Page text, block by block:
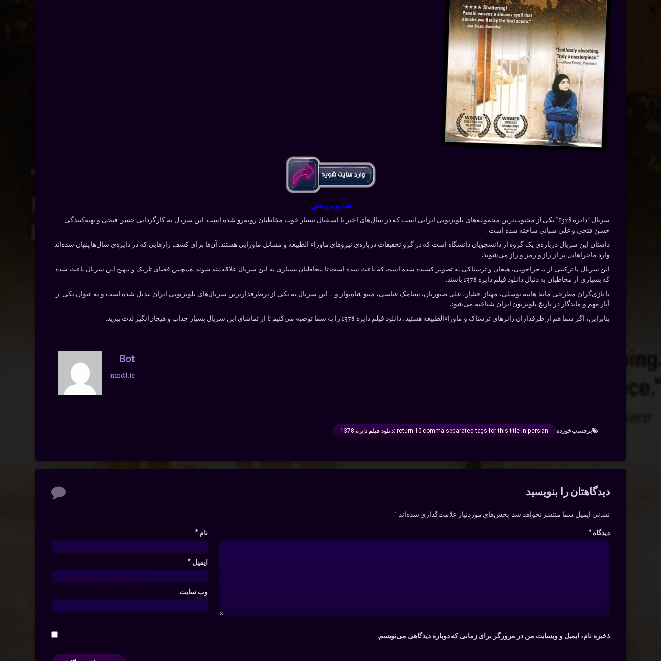
نقد و بررسی
سریال “دایره 1378” یکی از محبوب‌ترین مجموعه‌های تلویزیونی ایرانی است که در سال‌های اخیر با استقبال بسیار خوب مخاطبان روبه‌رو شده است. این سریال به کارگردانی حسن فتحی و تهیه‌کنندگی
حسن فتحی و علی شبانی ساخته شده است.
داستان این سریال درباره‌ی یک گروه از دانشجویان دانشگاه است که در گرو تحقیقات درباره‌ی نیروهای ماوراء الطبیعه و مسائل ماورایی هستند. آن‌ها برای کشف رازهایی که در دایره‌ی سال‌ها پنهان شده‌اند
وارد ماجراهایی پر از راز و رمز و راز می‌شوند.
این سریال با ترکیبی از ماجراجویی، هیجان و ترسناکی به تصویر کشیده شده است که باعث شده است تا مخاطبان بسیاری به این سریال علاقه‌مند شوند. همچنین فضای تاریک و مهیج این سریال باعث شده
که بسیاری از مخاطبان به دنبال دانلود فیلم دایره 1378 باشند.
با بازی‌گران مطرحی مانند هانیه توسلی، مهناز افشار، علی صبوریان، سیامک عباسی، مینو شاه‌نواز و… این سریال به یکی از پرطرفدارترین سریال‌های تلویزیونی ایران تبدیل شده است و به عنوان یکی از
آثار مهم و ماندگار در تاریخ تلویزیون ایران شناخته می‌شود.
بنابراین، اگر شما هم از طرفداران ژانر‌های ترسناک و ماوراءالطبیعه هستید، دانلود فیلم دایره 1378 را به شما توصیه می‌کنیم تا از تماشای این سریال بسیار جذاب و هیجان‌انگیز لذت ببرید.
Bot
nmdl.ir
برچسب‌ خورده return 10 comma separated tags for this title in persian :دانلود فیلم دایره 1378
دیدگاه‌ها
دیدگاهتان را بنویسید
نشانی ایمیل شما منتشر نخواهد شد. بخش‌های موردنیاز علامت‌گذاری شده‌اند*
دیدگاه * نام *
ایمیل *
وب‌ سایت
ذخیره نام، ایمیل و وبسایت من در مرورگر برای زمانی که دوباره دیدگاهی می‌نویسم.